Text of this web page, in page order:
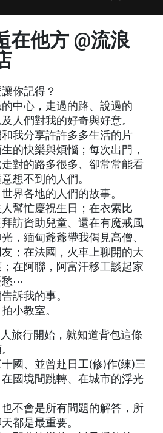
在他方 @流浪
你記得？
的中心，走過的路、說過的
人們對我的好奇與好意。
我分享許許多多生活的片
的快樂與煩惱；每次出門，
對的路多很多、卻常常能看
想不到的人們。
界各地的人們的故事。
幫忙慶祝生日；在衣索比
訪資助兒童、還在有魔戒風
，緬甸爺爺帶我偈見高僧、
；在法國，火車上聊開的大
在阿聯，阿富汗移工談起家
愁⋯
訴我的事。
小教室。
旅行開始，就知道背包這條
國、並曾赴日工(修)作(練)三
國境間跳轉、在城市的浮光
不會是所有問題的解答，所
都是最重要。